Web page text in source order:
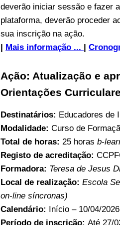
deverão iniciar sessão e fazer
plataforma, deverão proceder
sua inscrição na ação.
| Mais informação ... |
Ação: Atualização e
Orientações
Destinatários: Educadores de
Modalidade: Curso de
Total de horas: 25 horas b-
Registo de acreditação:
Formadora: Teresa de Jesus
Local de realização: Escola
on-line síncronas)
Calendário: Início – 10/04/
Período de inscrição: Até 27/